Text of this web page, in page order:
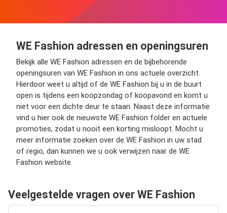
WE Fashion adressen en openingsuren
Bekijk alle WE Fashion adressen en de bijbehorende
openingsuren van WE Fashion in ons actuele overzicht.
Hierdoor weet u altijd of de WE Fashion bij u in de buurt
open is tijdens een koopzondag of koopavond en komt u
niet voor een dichte deur te staan. Naast deze informatie
vind u hier ook de nieuwste WE Fashion folder en actuele
promoties, zodat u nooit een korting misloopt. Mocht u
meer informatie zoeken over de WE Fashion in uw stad
of regio, dan kunnen we u ook verwijzen naar de WE
Fashion website.
Veelgestelde vragen over WE Fashion